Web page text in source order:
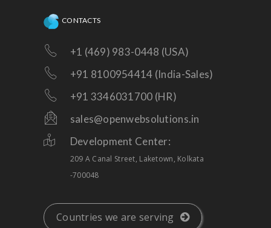
CONTACTS
+1 (469) 983-0448 (USA)
+91 8100954414 (India-Sales)
+91 3346031700 (HR)
sales@openwebsolutions.in
Development Center:
209 A Canal Street, Laketown, Kolkata
-700048
Countries we are serving